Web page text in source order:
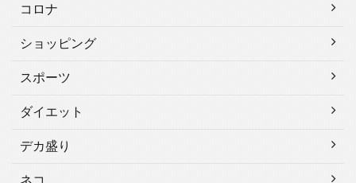
コロナ
ショッピング
スポーツ
ダイエット
デカ盛り
ネコ